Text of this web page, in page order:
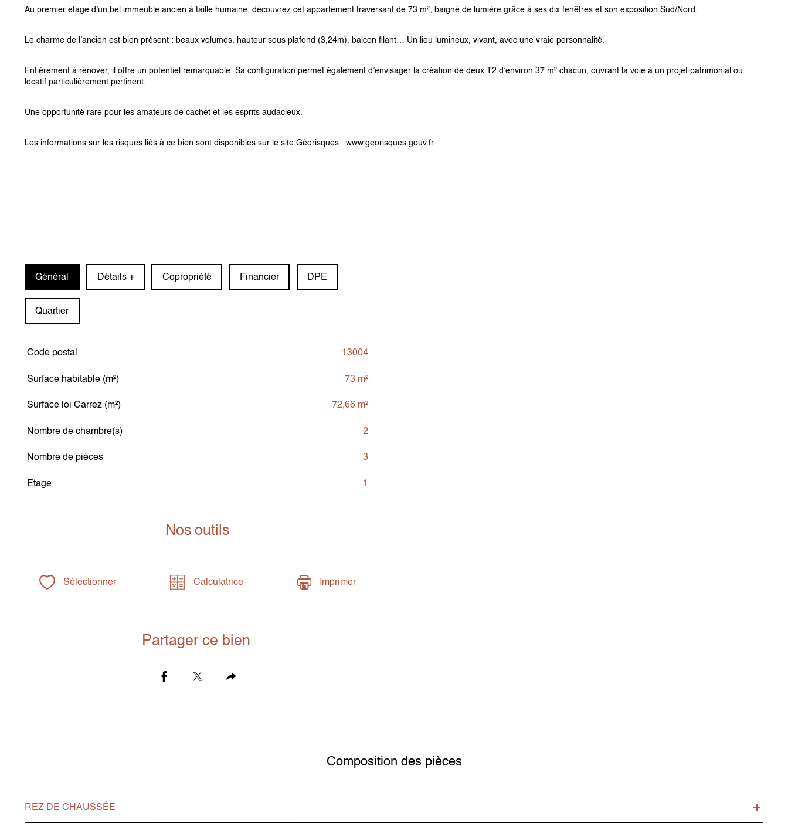
Au premier étage d’un bel immeuble ancien à taille humaine, découvrez cet appartement traversant de 73 m², baigné de lumière grâce à ses dix fenêtres et son exposition Sud/Nord.
Le charme de l’ancien est bien présent : beaux volumes, hauteur sous plafond (3,24m), balcon filant… Un lieu lumineux, vivant, avec une vraie personnalité.
Entièrement à rénover, il offre un potentiel remarquable. Sa configuration permet également d’envisager la création de deux T2 d’environ 37 m² chacun, ouvrant la voie à un projet patrimonial ou
locatif particulièrement pertinent.
Une opportunité rare pour les amateurs de cachet et les esprits audacieux.
Les informations sur les risques liés à ce bien sont disponibles sur le site Géorisques : www.georisques.gouv.fr
Général Détails + Copropriété Financier DPE
Quartier
TRAD_SIROCCO_Caracteristique
Code postal 13004
Surface habitable (m²) 73 m²
Surface loi Carrez (m²) 72,66 m²
Nombre de chambre(s) 2
Nombre de pièces 3
Etage 1
Nos outils
Sélectionner Calculatrice Imprimer
Partager ce bien
Composition des pièces
REZ DE CHAUSSÉE